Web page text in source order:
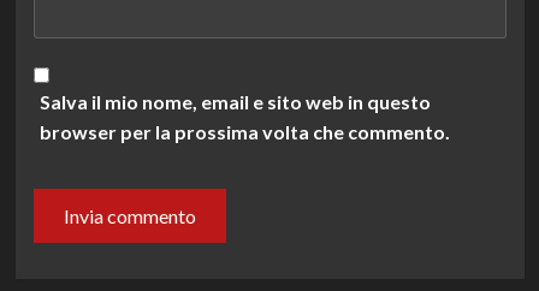
Salva il mio nome, email e sito web in questo
browser per la prossima volta che commento.